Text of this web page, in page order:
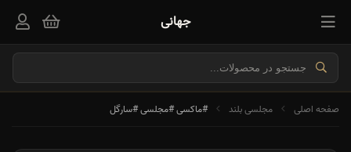
جهانی
صفحه اصلی مجلسی بلند #ماکسی #مجلسی #سارگل